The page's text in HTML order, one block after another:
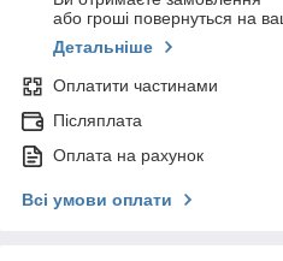
або гроші повернуться на
Детальніше
Оплатити частинами
Післяплата
Оплата на рахунок
Всі умови оплати